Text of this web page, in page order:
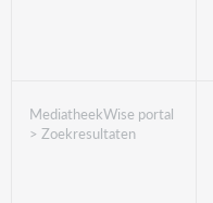
MediatheekWise portal
> Zoekresultaten